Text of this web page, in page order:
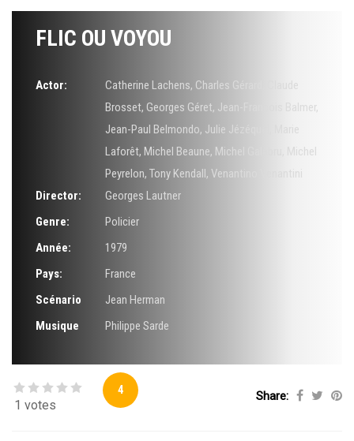
FLIC OU VOYOU
Actor: Catherine Lachens, Charles Gérard
Brosset, Georges Géret, Jean-François Balmer,
Jean-Paul Belmondo, Julie Jézéquel
Laforêt, Michel Beaune, Michel Galabru
Michel
Peyrelon, Tony Kendall, Venantino Venantini
Director:
Georges Lautner
Genre:
Policier
Année:
1979
Pays:
France
Scénario
Jean Herman
Musique
Philippe Sarde
1 votes
4 Share: